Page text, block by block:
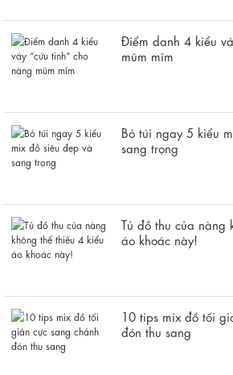
Điểm danh 4 kiểu
mũm mĩm
Bỏ túi ngay 5 kiểu
sang trọng
Tủ đồ thu của nàng
áo khoác này!
10 tips mix đồ tối
đón thu sang